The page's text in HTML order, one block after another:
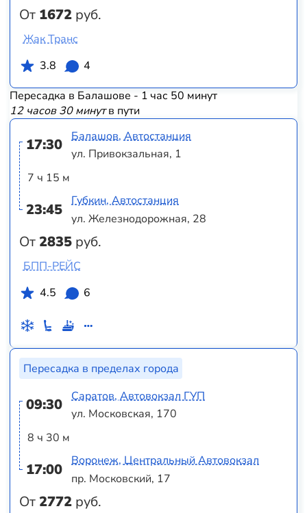
От 1672 руб.
Жак Транс
3.8
4
Пересадка в Балашове - 1 час 50 минут
12 часов 30 минутв пути
17:30
7 ч 15 м
23:45
От2835 руб.
Балашов, Автостанция
ул. Привокзальная, 1
Губкин, Автостанция
ул. Железнодорожная, 28
БПП-РЕЙС
4.5
6
Пересадка в пределах города
09:30
8 ч 30 м
17:00
От2772 руб.
Саратов, Автовокзал ГУП
ул. Московская, 170
Воронеж, Центральный Автовокзал
пр. Московский, 17